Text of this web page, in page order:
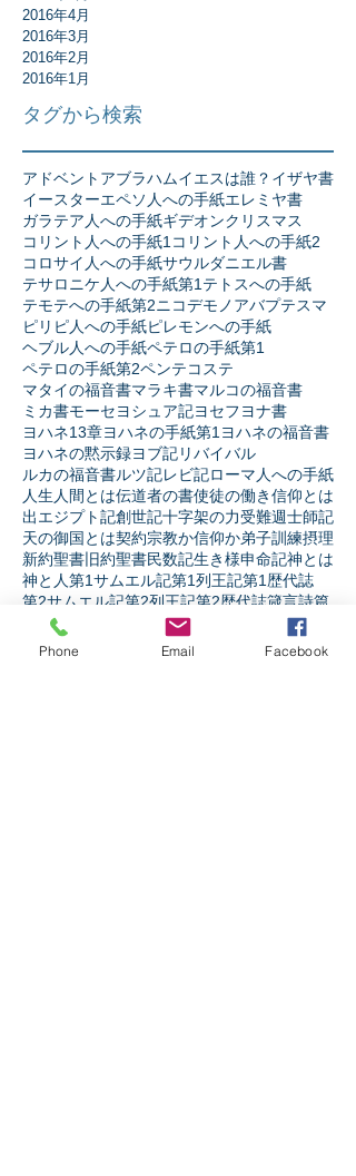
2016年4月
2016年3月
2016年2月
2016年1月
タグから検索
アドベント アブラハムイエスは誰？ イザヤ書
イースターエペソ人への手紙エレミヤ書
ガラテア人への手紙ギデオンクリスマス
コリント人への手紙1 コリント人への手紙2
コロサイ人への手紙サウルダニエル書
テサロニケ人への手紙第1 テトスへの手紙
テモテへの手紙第2ニコデモ ノアバプテスマ
ピリピ人への手紙ピレモンへの手紙
ヘブル人への手紙ペテロの手紙第1
ペテロの手紙第2ペンテコステ
マタイの福音書マラキ書マルコの福音書
ミカ書モーセヨシュア記ヨセフヨナ書
ヨハネ13章ヨハネの手紙第1 ヨハネの福音書
ヨハネの黙示録ヨブ記リバイバル
ルカの福音書ルツ記レビ記ローマ人への手紙
人生 人間とは伝道者の書使徒の働き信仰とは
出エジプト記創世記十字架の力受難週士師記
天の御国とは契約宗教か信仰か弟子訓練摂理
新約聖書 旧約聖書民数記生き様申命記神とは
神と人第1サムエル記第1列王記第1歴代誌
第2サムエル記第2列王記第2歴代誌箴言詩篇
ソーシャルメディア
Phone Email Facebook